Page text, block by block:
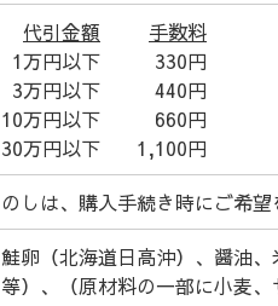
代引金額
手数料
1万円以下
330円
3万円以下
440円
10万円以下
660円
30万円以下
1,100円
のしは、購入手続き時にご希望
鮭卵（北海道日高沖）、醤油
等）、（原材料の一部に小麦、